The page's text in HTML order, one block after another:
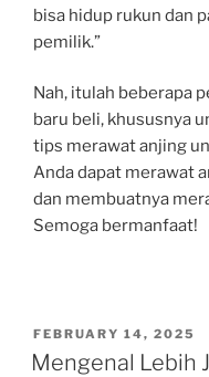
bisa hidup rukun dan
pemilik.”
Nah, itulah beberapa
baru beli, khususnya
tips merawat anjing
Anda dapat merawat
dan membuatnya
Semoga bermanfaat!
POSTED
ON
FEBRUARY 14, 2025
Mengenal Lebih